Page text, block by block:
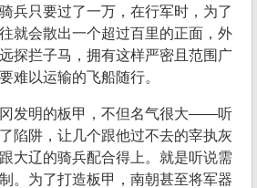
兵只要过了一万，在行军时，为了
就会散出一个超过百里的正面，外
探拦子马，拥有这样严密且范围广
难以运输的飞船随行。
发明的板甲，不但名气很大——听
陷阱，让几个跟他过不去的宰执灰
辽的骑兵配合得上。就是听说需
。为了打造板甲，南朝甚至将军器